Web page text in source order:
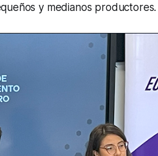
y medianos productores.